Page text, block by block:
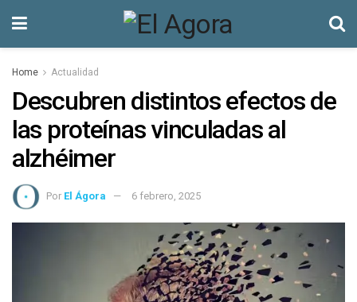
Home Actualidad
Descubren distintos efectos de
las proteínas vinculadas al
alzhéimer
Por El Ágora 6 febrero, 2025